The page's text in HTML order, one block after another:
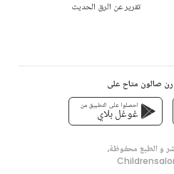
تقرير عن الرق الحديث
صالون متاح على
احصلوا على التطبيق من
غوغل بلاي
و الطبع محفوظة،